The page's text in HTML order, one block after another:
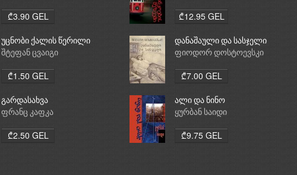
₾3.90 GEL ₾12.95 GEL
უცნობი ქალის წერილი
შტეფან ცვაიგი
₾1.50 GEL
დანაშაული და სასჯელი
ფიოდორ დოსტოევსკი
₾7.00 GEL
გარდასახვა
ფრანც კაფკა
₾2.50 GEL
ალი და ნინო
ყურბან საიდი
₾9.75 GEL